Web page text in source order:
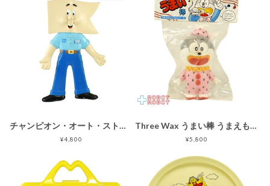
チャンピオン・オート・ストア チャンプマン ベンダブル フィギュア 企業物
¥4,800
Three Wax うまい棒 うまえもん ソフビシリーズ やさいサラダ ソフビフィギュア 袋入未開封 企業物
¥5,800